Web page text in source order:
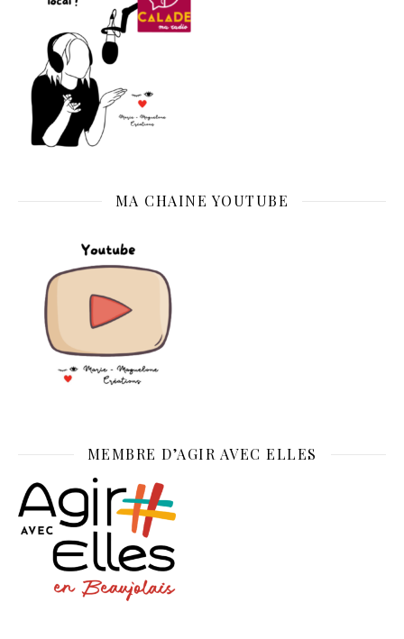
MA CHAINE YOUTUBE
MEMBRE D’AGIR AVEC ELLES